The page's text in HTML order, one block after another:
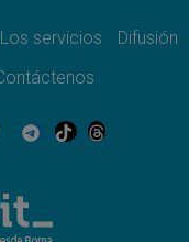
no cesa: 300
el mundo, solo la
Los servicios
Difusión